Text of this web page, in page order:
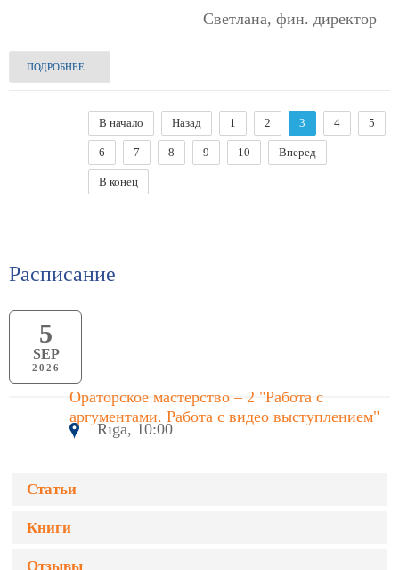
Светлана, фин. директор
ПОДРОБНЕЕ...
В начало Назад 1 2 3 4 5
6 7 8 9 10 Вперед
В конец
Расписание
5
SEP
2026
Ораторское мастерство – 2 "Работа с
аргументами. Работа с видео выступлением"
Rīga, 10:00
Статьи
Книги
Отзывы